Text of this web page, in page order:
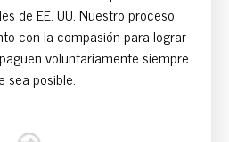
de EE. UU. Nuestro proceso
con la compasión para lograr
voluntariamente siempre
sea posible.